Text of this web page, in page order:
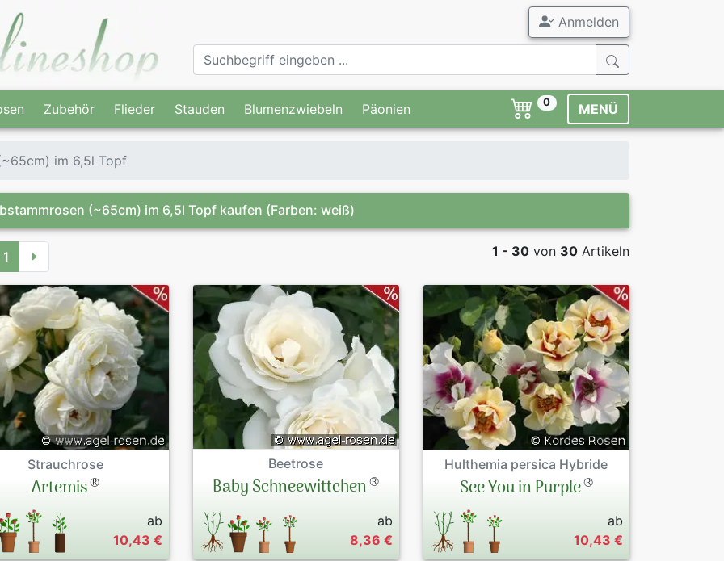
Anmelden
Zubehör Flieder Stauden Blumenzwiebeln Päonien 0 MENÜ
im 6,5l Topf
(~65cm) im 6,5l Topf kaufen (Farben: weiß)
1 1 - 30 von 30 Artikeln
Strauchrose
Artemis®
ab
10,43 €
Beetrose
Baby Schneewittchen®
ab
8,36 €
Hulthemia persica Hybride
See You in Purple®
ab
10,43 €